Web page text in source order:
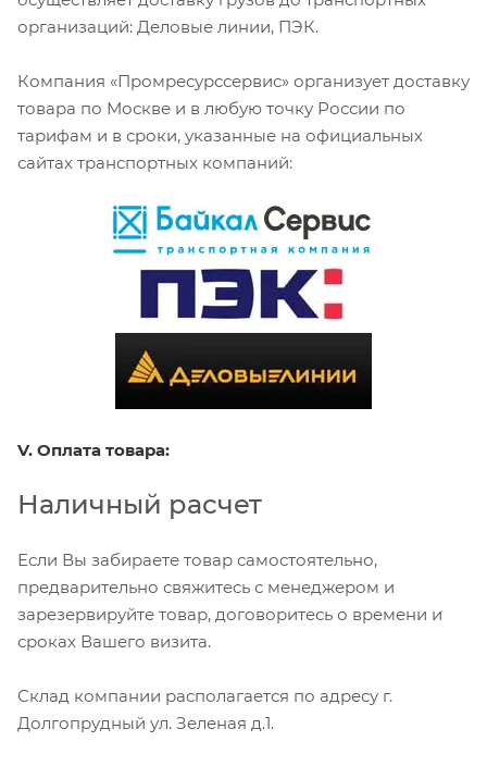
организаций: Деловые линии, ПЭК.
Компания «Промресурссервис» организует доставку
товара по Москве и в любую точку России по
тарифам и в сроки, указанные на официальных
сайтах транспортных компаний:
V. Оплата товара:
Наличный расчет
Если Вы забираете товар самостоятельно,
предварительно свяжитесь с менеджером и
зарезервируйте товар, договоритесь о времени и
сроках Вашего визита.
Склад компании располагается по адресу г.
Долгопрудный ул. Зеленая д.1.